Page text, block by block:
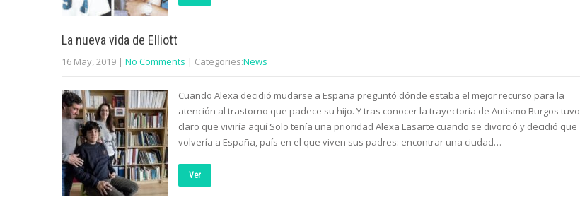
La nueva vida de Elliott
16 May, 2019 | No Comments | Categories:News
Cuando Alexa decidió mudarse a España preguntó dónde estaba el mejor recurso para la
atención al trastorno que padece su hijo. Y tras conocer la trayectoria de Autismo Burgos tuvo
claro que viviría aquí Solo tenía una prioridad Alexa Lasarte cuando se divorció y decidió que
volvería a España, país en el que viven sus padres: encontrar una ciudad…
Ver